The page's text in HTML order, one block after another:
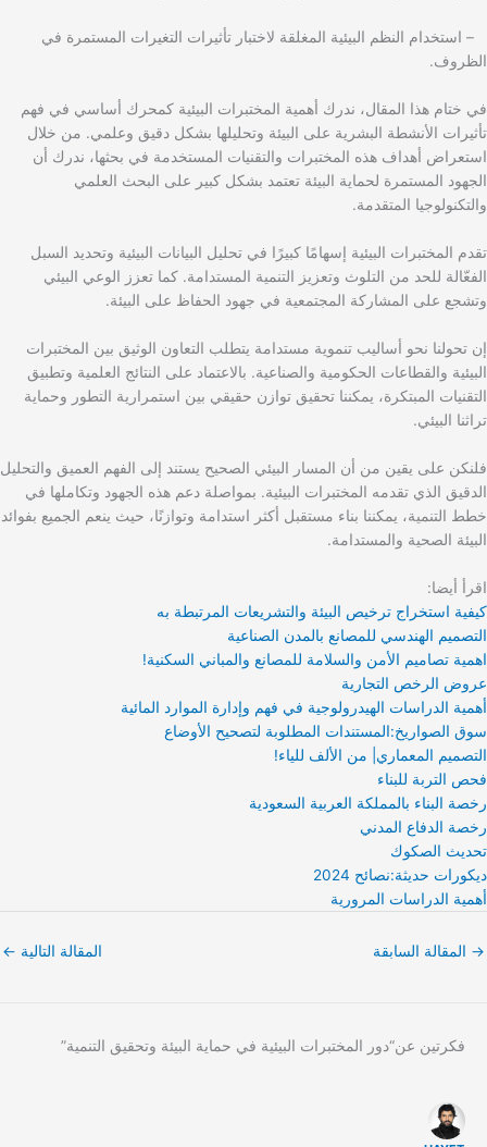
– استخدام النظم البيئية المغلقة لاختبار تأثيرات التغيرات المستمرة في
الظروف.
في ختام هذا المقال، ندرك أهمية المختبرات البيئية كمحرك أساسي في فهم
تأثيرات الأنشطة البشرية على البيئة وتحليلها بشكل دقيق وعلمي. من خلال
استعراض أهداف هذه المختبرات والتقنيات المستخدمة في بحثها، ندرك أن
الجهود المستمرة لحماية البيئة تعتمد بشكل كبير على البحث العلمي
والتكنولوجيا المتقدمة.
تقدم المختبرات البيئية إسهامًا كبيرًا في تحليل البيانات البيئية وتحديد السبل
الفعّالة للحد من التلوث وتعزيز التنمية المستدامة. كما تعزز الوعي البيئي
وتشجع على المشاركة المجتمعية في جهود الحفاظ على البيئة.
إن تحولنا نحو أساليب تنموية مستدامة يتطلب التعاون الوثيق بين المختبرات
البيئية والقطاعات الحكومية والصناعية. بالاعتماد على النتائج العلمية وتطبيق
التقنيات المبتكرة، يمكننا تحقيق توازن حقيقي بين استمرارية التطور وحماية
تراثنا البيئي.
فلنكن على يقين من أن المسار البيئي الصحيح يستند إلى الفهم العميق والتحليل
الدقيق الذي تقدمه المختبرات البيئية. بمواصلة دعم هذه الجهود وتكاملها في
خطط التنمية، يمكننا بناء مستقبل أكثر استدامة وتوازنًا، حيث ينعم الجميع بفوائد
البيئة الصحية والمستدامة.
اقرأ أيضا:
كيفية استخراج ترخيص البيئة والتشريعات المرتبطة به
التصميم الهندسي للمصانع بالمدن الصناعية
اهمية تصاميم الأمن والسلامة للمصانع والمباني السكنية!
عروض الرخص التجارية
أهمية الدراسات الهيدرولوجية في فهم وإدارة الموارد المائية
سوق الصواريخ:المستندات المطلوبة لتصحيح الأوضاع
التصميم المعماري| من الألف للياء!
فحص التربة للبناء
رخصة البناء بالمملكة العربية السعودية
رخصة الدفاع المدني
تحديث الصكوك
ديكورات حديثة:نصائح 2024
أهمية الدراسات المرورية
→ المقالة السابقة المقالة التالية ←
فكرتين عن“دور المختبرات البيئية في حماية البيئة وتحقيق التنمية”